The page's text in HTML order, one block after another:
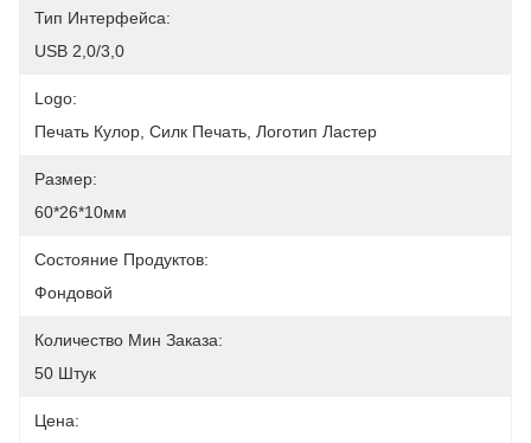
Тип Интерфейса:
USB 2,0/3,0
Logo:
Печать Кулор, Силк Печать, Логотип Ластер
Размер:
60*26*10мм
Состояние Продуктов:
Фондовой
Количество Мин Заказа:
50 Штук
Цена: